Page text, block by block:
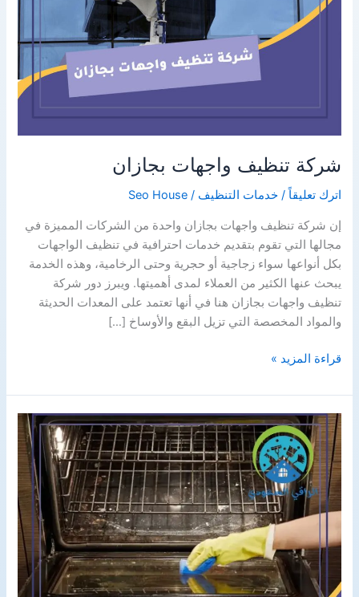
شركة تنظيف واجهات بجازان
اترك تعليقاً /خدمات التنظيف /
Seo House
إن شركة تنظيف واجهات بجازان واحدة من الشركات المميزة في
مجالها التي تقوم بتقديم خدمات احترافية في تنظيف الواجهات
بكل أنواعها سواء زجاجية أو حجرية وحتى الرخامية، وهذه الخدمة
يبحث عنها الكثير من العملاء لمدى أهميتها. ويبرز دور شركة
تنظيف واجهات بجازان هنا في أنها تعتمد على المعدات الحديثة
والمواد المخصصة التي تزيل البقع والأوساخ […]
شركة
واجهات
بجازان
قراءة المزيد »